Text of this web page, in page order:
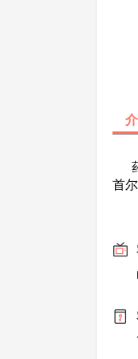
药
首